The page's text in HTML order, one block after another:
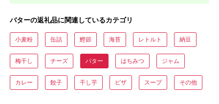
バターの返礼品に関連しているカテゴリ
小麦粉 缶詰 鰹節 海苔 レトルト 納豆
梅干し チーズ バター はちみつ ジャム
カレー 餃子 干し芋 ピザ スープ その他